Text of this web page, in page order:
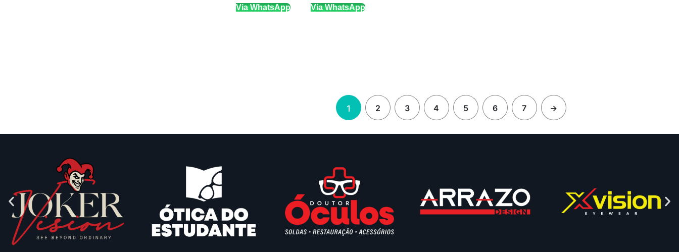
Via WhatsApp
Via WhatsApp
1 2 3 4 5 6 7 →